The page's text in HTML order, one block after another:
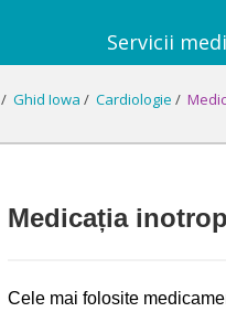
Servicii
/ Ghid Iowa / Cardiologie /
Medicația
Cele mai folosite